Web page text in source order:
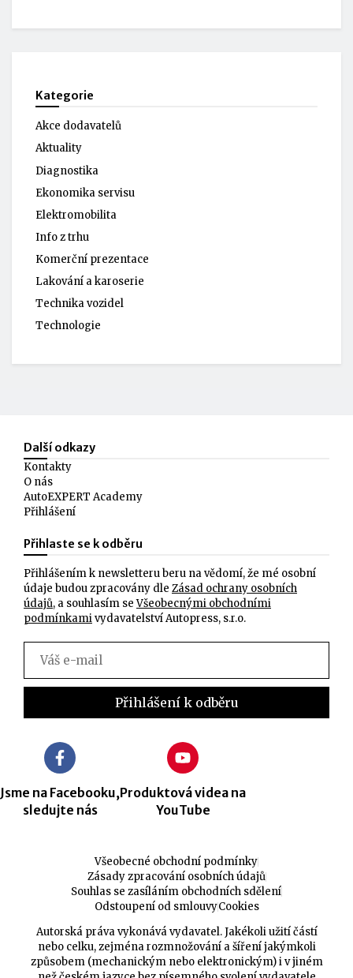
Kategorie
Akce dodavatelů
Aktuality
Diagnostika
Ekonomika servisu
Elektromobilita
Info z trhu
Komerční prezentace
Lakování a karoserie
Technika vozidel
Technologie
Další odkazy
Kontakty
O nás
AutoEXPERT Academy
Přihlášení
Přihlaste se k odběru
Přihlášením k newsletteru beru na vědomí, že mé osobní
údaje budou zpracovány dle Zásad ochrany osobních
údajů, a souhlasím seVšeobecnými obchodními
podmínkamivydavatelství Autopress, s.r.o.
Jsme na Facebooku,
sledujte nás
Produktová videa na
YouTube
Všeobecné obchodní podmínky
Zásady zpracování osobních údajů
Souhlas se zasíláním obchodních sdělení
Odstoupení od smlouvyCookies
Autorská práva vykonává vydavatel. Jakékoli užití částí
nebo celku, zejména rozmnožování a šíření jakýmkoli
způsobem (mechanickým nebo elektronickým) i v jiném